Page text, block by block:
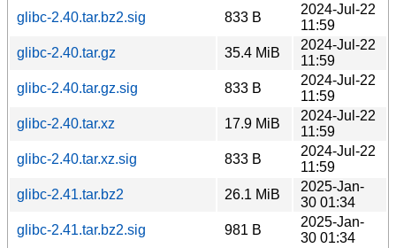
glibc-2.40.tar.bz2.sig
833 B
2024-Jul-22
11:59
glibc-2.40.tar.gz
35.4 MiB
2024-Jul-22
11:59
glibc-2.40.tar.gz.sig
833 B
2024-Jul-22
11:59
glibc-2.40.tar.xz
17.9 MiB
2024-Jul-22
11:59
glibc-2.40.tar.xz.sig
833 B
2024-Jul-22
11:59
glibc-2.41.tar.bz2
26.1 MiB
2025-Jan-
30 01:34
glibc-2.41.tar.bz2.sig
981 B
2025-Jan-
30 01:34